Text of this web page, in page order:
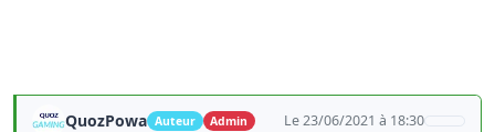
QuozPowa Auteur Admin Le 23/06/2021 à 18:30